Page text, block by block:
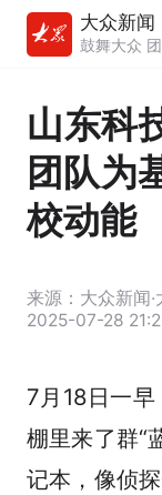
大众新闻
鼓舞大众
山东科
团队为
校动能
来源：大众新闻·
2025-07-28
7月18日一
棚里来了群“
记本，像侦